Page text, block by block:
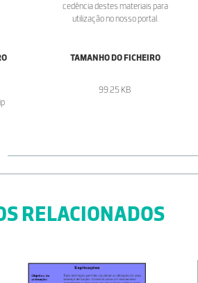
cedência destes materiais para
utilização no nosso portal.
TAMANHO DO FICHEIRO
99.25 KB
RELACIONADOS